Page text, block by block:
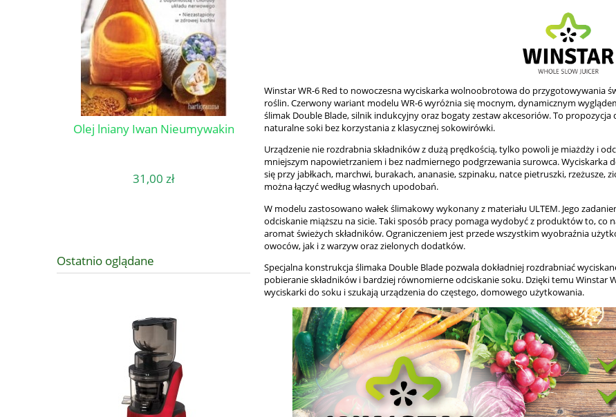
Olej lniany Iwan Nieumywakin
31,00 zł
Wyciskarka Winstar Silver , limited
edition
2 390,00 zł
PRASA DO OLEJU NEW 4
POLSKI PRODUCENT
2 590,00 zł
Ostatnio oglądane
Winstar WR-6 Red to nowoczesna wyciskarka wolnoobrotowa do przygotowywania
roślin. Czerwony wariant modelu WR-6 wyróżnia się mocnym, dynamicznym
ślimak Double Blade, silnik indukcyjny oraz bogaty zestaw akcesoriów. To
naturalne soki bez korzystania z klasycznej sokowirówki.
Urządzenie nie rozdrabnia składników z dużą prędkością, tylko powoli je miażdży i
mniejszym napowietrzaniem i bez nadmiernego podgrzewania surowca.
się przy jabłkach, marchwi, burakach, ananasie, szpinaku, natce pietruszki, rzeżusze,
można łączyć według własnych upodobań.
W modelu zastosowano wałek ślimakowy wykonany z materiału ULTEM. Jego
odciskanie miąższu na sicie. Taki sposób pracy pomaga wydobyć z produktów to, co
aromat świeżych składników. Ograniczeniem jest przede wszystkim wyobraźnia
owoców, jak i z warzyw oraz zielonych dodatków.
Specjalna konstrukcja ślimaka Double Blade pozwala dokładniej rozdrabniać
pobieranie składników i bardziej równomierne odciskanie soku. Dzięki temu Winstar
wyciskarki do soku i szukają urządzenia do częstego, domowego użytkowania.